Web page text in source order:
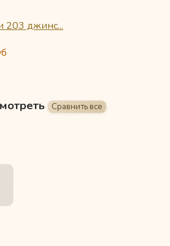
203 джинс...